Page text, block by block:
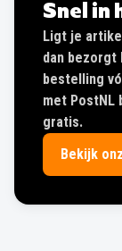
Snel in
Ligt je
dan bezorgt
bestelling
met PostNL
gratis.
Bekijk